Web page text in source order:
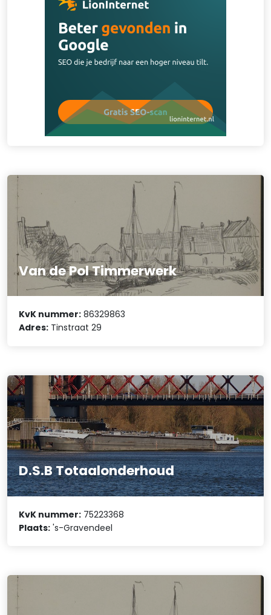
Van de Pol Timmerwerk
KvK nummer: 86329863
Adres: Tinstraat 29
D.S.B Totaalonderhoud
KvK nummer: 75223368
Plaats: 's-Gravendeel